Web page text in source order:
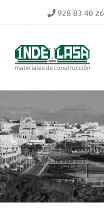
contenido
928 83 40 26